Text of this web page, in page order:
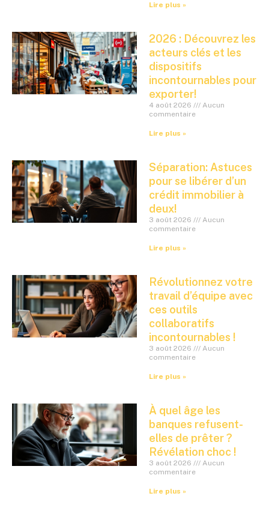
Lire plus »
2026 : Découvrez les
acteurs clés et les
dispositifs
incontournables pour
exporter!
4 août 2026
Aucun
commentaire
Lire plus »
Séparation: Astuces
pour se libérer d’un
crédit immobilier à
deux!
3 août 2026
Aucun
commentaire
Lire plus »
Révolutionnez votre
travail d’équipe avec
ces outils
collaboratifs
incontournables !
3 août 2026
Aucun
commentaire
Lire plus »
À quel âge les
banques refusent-
elles de prêter ?
Révélation choc !
3 août 2026
Aucun
commentaire
Lire plus »